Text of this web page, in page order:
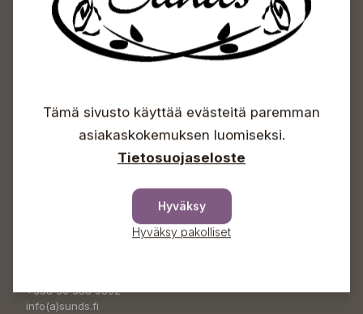
Avoinna
Arkisin 09-18
Lauantaisin 09-16
+358 50 388 9592
info(a)sunds.fi
+358 50 388 9592
info(a)sunds.fi
Tämä sivusto käyttää evästeitä paremman
asiakaskokemuksen luomiseksi.
Tietosuojaseloste
Hyväksy
Hyväksy pakolliset